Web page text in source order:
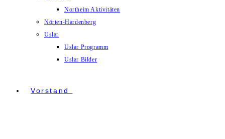
Northeim Aktivitäten
Nörten-Hardenberg
Uslar
Uslar Programm
Uslar Bilder
Vorstand